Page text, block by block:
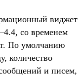
виджет
со временем
По умолчанию
количество
и писем,